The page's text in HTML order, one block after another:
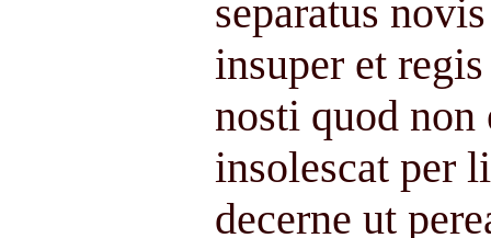
separatus
insuper et
nosti quod non
insolescat per
decerne ut